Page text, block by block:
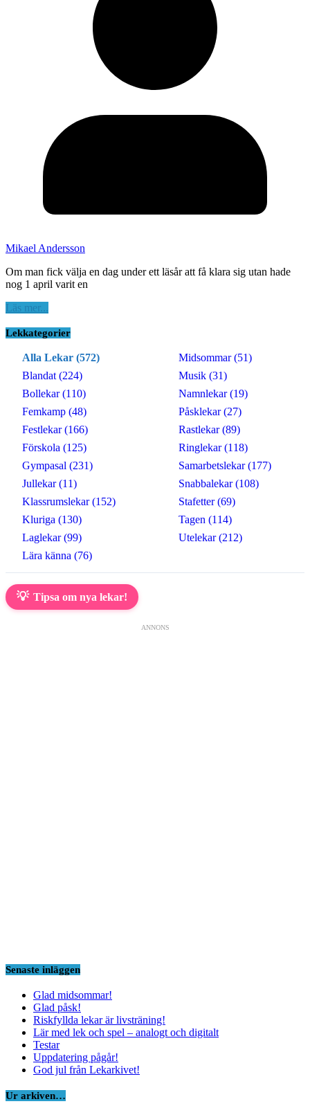
Mikael Andersson
Om man fick välja en dag under ett läsår att få klara sig utan hade
nog 1 april varit en
Läs mer...
Lekkategorier
Alla Lekar (572)
Blandat (224)
Bollekar (110)
Femkamp (48)
Festlekar (166)
Förskola (125)
Gympasal (231)
Jullekar (11)
Klassrumslekar (152)
Kluriga (130)
Laglekar (99)
Lära känna (76)
Midsommar (51)
Musik (31)
Namnlekar (19)
Påsklekar (27)
Rastlekar (89)
Ringlekar (118)
Samarbetslekar (177)
Snabbalekar (108)
Stafetter (69)
Tagen (114)
Utelekar (212)
💡 Tipsa om nya lekar!
ANNONS
Senaste inläggen
Glad midsommar!
Glad påsk!
Riskfyllda lekar är livsträning!
Lär med lek och spel – analogt och digitalt
Testar
Uppdatering pågår!
God jul från Lekarkivet!
Ur arkiven…